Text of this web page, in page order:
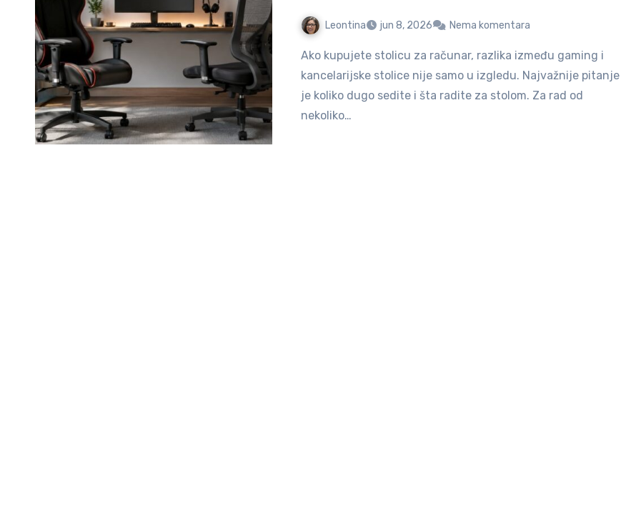
Leontina jun 8, 2026 Nema komentara
Ako kupujete stolicu za računar, razlika između gaming i
kancelarijske stolice nije samo u izgledu. Najvažnije pitanje
je koliko dugo sedite i šta radite za stolom. Za rad od
nekoliko…